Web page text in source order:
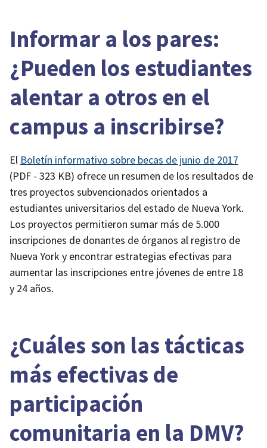
Informar a los pares:
¿Pueden los estudiantes
alentar a otros en el
campus a inscribirse?
El Boletín informativo sobre becas de junio de 2017
(PDF - 323 KB) ofrece un resumen de los resultados de
tres proyectos subvencionados orientados a
estudiantes universitarios del estado de Nueva York.
Los proyectos permitieron sumar más de 5.000
inscripciones de donantes de órganos al registro de
Nueva York y encontrar estrategias efectivas para
aumentar las inscripciones entre jóvenes de entre 18
y 24 años.
¿Cuáles son las tácticas
más efectivas de
participación
comunitaria en la DMV?